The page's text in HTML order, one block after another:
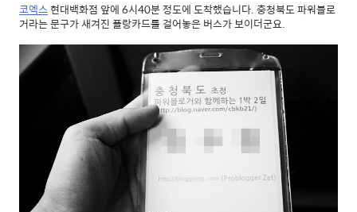
코엑스현대백화점 앞에 6시40분 정도에 도착했습니다. 충청북도 파워블로
거라는 문구가 새겨진 플랑카드를 걸어놓은 버스가 보이더군요.